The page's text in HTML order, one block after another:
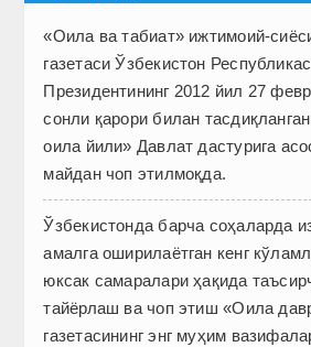
«Оила ва табиат» ижтимоий-
газетаси Ўзбекистон
Президентининг 2012 йил 27
сонли қарори билан
оила йили» Давлат дастурига
майдан чоп этилмоқда.
Ўзбекистонда барча соҳаларда
амалга оширилаётган кенг
юксак самаралари ҳақида
тайёрлаш ва чоп этиш «Оила
газетасининг энг муҳим